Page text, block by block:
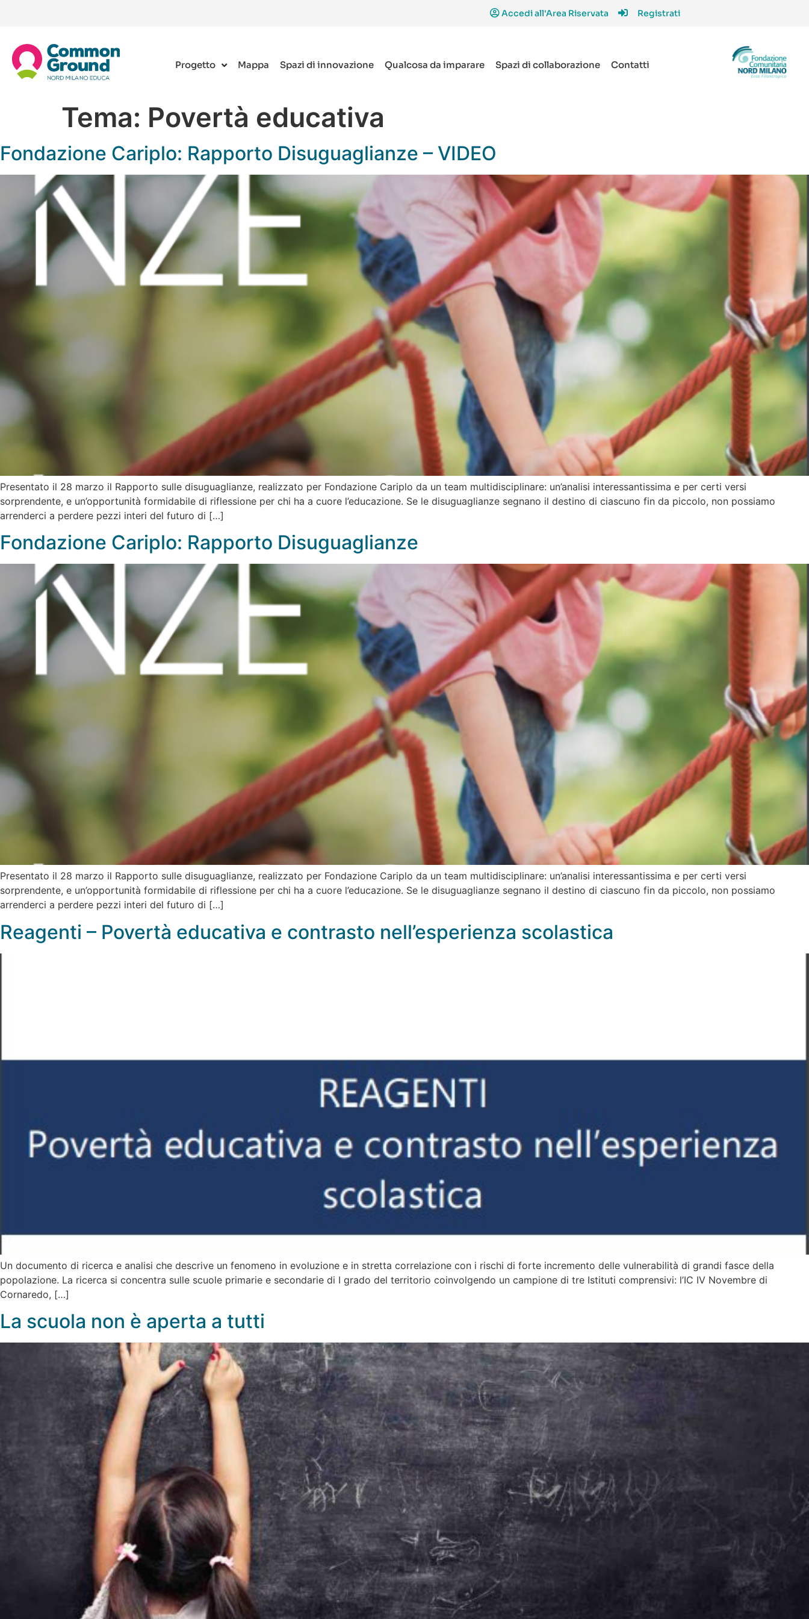
Accedi all'Area Riservata Registrati
Progetto Mappa Spazi di innovazione Qualcosa da imparare Spazi di collaborazione Contatti
Tema: Povertà educativa
Fondazione Cariplo: Rapporto Disuguaglianze – VIDEO
Presentato il 28 marzo il Rapporto sulle disuguaglianze, realizzato per Fondazione Cariplo da un team multidisciplinare: un’analisi interessantissima e per certi versi
sorprendente, e un’opportunità formidabile di riflessione per chi ha a cuore l’educazione. Se le disuguaglianze segnano il destino di ciascuno fin da piccolo, non possiamo
arrenderci a perdere pezzi interi del futuro di […]
Fondazione Cariplo: Rapporto Disuguaglianze
Presentato il 28 marzo il Rapporto sulle disuguaglianze, realizzato per Fondazione Cariplo da un team multidisciplinare: un’analisi interessantissima e per certi versi
sorprendente, e un’opportunità formidabile di riflessione per chi ha a cuore l’educazione. Se le disuguaglianze segnano il destino di ciascuno fin da piccolo, non possiamo
arrenderci a perdere pezzi interi del futuro di […]
Reagenti – Povertà educativa e contrasto nell’esperienza scolastica
Un documento di ricerca e analisi che descrive un fenomeno in evoluzione e in stretta correlazione con i rischi di forte incremento delle vulnerabilità di grandi fasce della
popolazione. La ricerca si concentra sulle scuole primarie e secondarie di I grado del territorio coinvolgendo un campione di tre Istituti comprensivi: l’IC IV Novembre di
Cornaredo, […]
La scuola non è aperta a tutti